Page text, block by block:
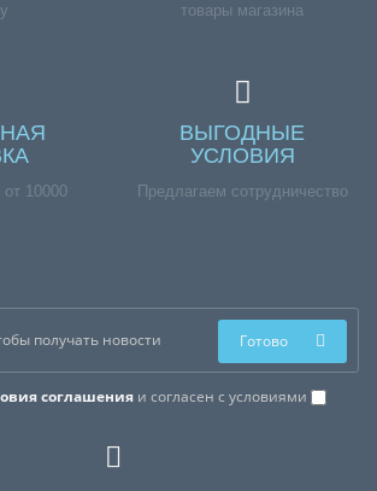
товары магазина
10000
ВЫГОДНЫЕ
УСЛОВИЯ
Предлагаем сотрудничество
соглашенияи согласен с условиями
Готово